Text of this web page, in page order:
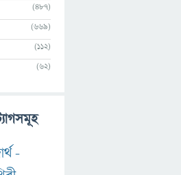
(487)
(669)
(112)
(62)
-